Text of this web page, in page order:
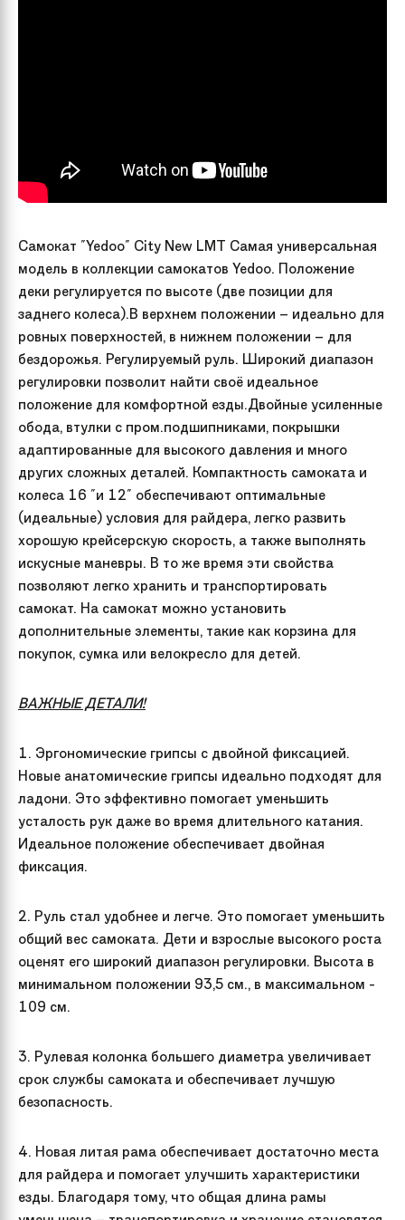
Самокат "Yedoo" City New LMT Самая универсальная
модель в коллекции самокатов Yedoo. Положение
деки регулируется по высоте (две позиции для
заднего колеса).В верхнем положении – идеально для
ровных поверхностей, в нижнем положении – для
бездорожья. Регулируемый руль. Широкий диапазон
регулировки позволит найти своё идеальное
положение для комфортной езды.Двойные усиленные
обода, втулки с пром.подшипниками, покрышки
адаптированные для высокого давления и много
других сложных деталей. Компактность самоката и
колеса 16 "и 12" обеспечивают оптимальные
(идеальные) условия для райдера, легко развить
хорошую крейсерскую скорость, а также выполнять
искусные маневры. В то же время эти свойства
позволяют легко хранить и транспортировать
самокат. На самокат можно установить
дополнительные элементы, такие как корзина для
покупок, сумка или велокресло для детей.
ВАЖНЫЕ ДЕТАЛИ!
1. Эргономические грипсы с двойной фиксацией.
Новые анатомические грипсы идеально подходят для
ладони. Это эффективно помогает уменьшить
усталость рук даже во время длительного катания.
Идеальное положение обеспечивает двойная
фиксация.
2. Руль стал удобнее и легче. Это помогает уменьшить
общий вес самоката. Дети и взрослые высокого роста
оценят его широкий диапазон регулировки. Высота в
минимальном положении 93,5 см., в максимальном -
109 см.
3. Рулевая колонка большего диаметра увеличивает
срок службы самоката и обеспечивает лучшую
безопасность.
4. Новая литая рама обеспечивает достаточно места
для райдера и помогает улучшить характеристики
езды. Благодаря тому, что общая длина рамы